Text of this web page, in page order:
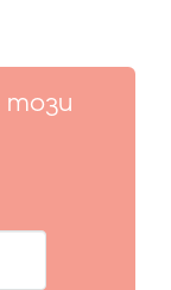
този